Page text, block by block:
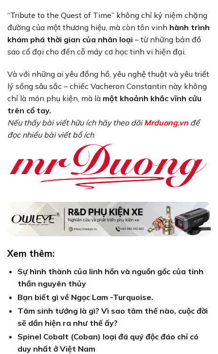
“Tribute to the Quest of Time” không chỉ kỷ niệm chặng
đường của một thương hiệu, mà còn tôn vinh hành trình
khám phá thời gian của nhân loại – từ những bản đồ
sao cổ đại cho đến cỗ máy cơ học tinh vi hiện đại.
Và với những ai yêu đồng hồ, yêu nghệ thuật và yêu triết
lý sống sâu sắc – chiếc Vacheron Constantin này không
chỉ là món phụ kiện, mà là một khoảnh khắc vĩnh cửu
trên cổ tay.
Nếu thấy bài viết hữu ích hãy theo dõiMrduong.vn để
đọc nhiều bài viết bổ ích
Xem thêm:
Sự hình thành của linh hồn và nguồn gốc của tinh
thần nguyên thủy
Bạn biết gì về Ngọc Lam -Turquoise.
Tâm sinh tướng là gì? Vì sao tâm thế nào, cuộc đời
sẽ dần hiện ra như thế ấy?
Spinel Cobalt (Coban) loại đá quý độc đáo chỉ có
duy nhất ở Việt Nam